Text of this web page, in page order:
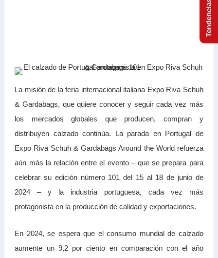
La misión de la feria internacional italiana Expo Riva Schuh
& Gardabags, que quiere conocer y seguir cada vez más
los mercados globales que producen, compran y
distribuyen calzado continúa. La parada en Portugal de
Expo Riva Schuh & Gardabags Around the World refuerza
aún más la relación entre el evento – que se prepara para
celebrar su edición número 101 del 15 al 18 de junio de
2024 – y la industria portuguesa, cada vez más
protagonista en la producción de calidad y exportaciones.
En 2024, se espera que el consumo mundial de calzado
aumente un 9,2 por ciento en comparación con el año